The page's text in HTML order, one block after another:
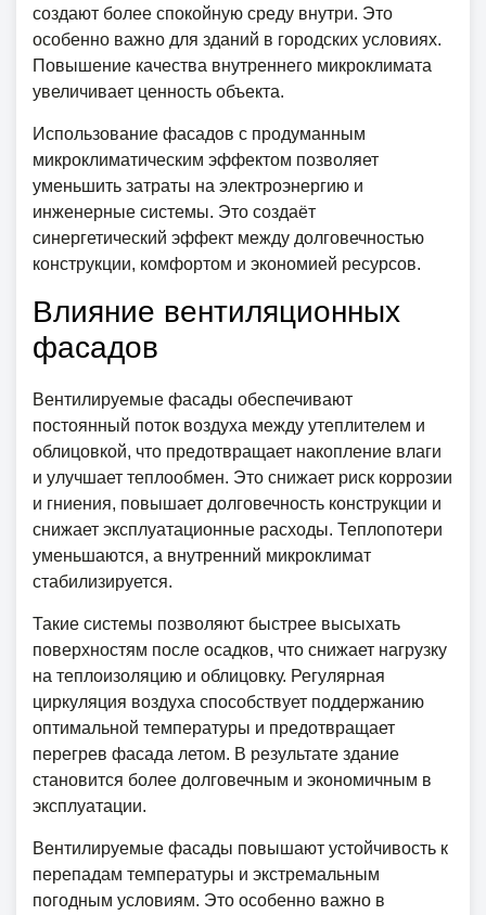
создают более спокойную среду внутри. Это
особенно важно для зданий в городских условиях.
Повышение качества внутреннего микроклимата
увеличивает ценность объекта.
Использование фасадов с продуманным
микроклиматическим эффектом позволяет
уменьшить затраты на электроэнергию и
инженерные системы. Это создаёт
синергетический эффект между долговечностью
конструкции, комфортом и экономией ресурсов.
Влияние вентиляционных
фасадов
Вентилируемые фасады обеспечивают
постоянный поток воздуха между утеплителем и
облицовкой, что предотвращает накопление влаги
и улучшает теплообмен. Это снижает риск коррозии
и гниения, повышает долговечность конструкции и
снижает эксплуатационные расходы. Теплопотери
уменьшаются, а внутренний микроклимат
стабилизируется.
Такие системы позволяют быстрее высыхать
поверхностям после осадков, что снижает нагрузку
на теплоизоляцию и облицовку. Регулярная
циркуляция воздуха способствует поддержанию
оптимальной температуры и предотвращает
перегрев фасада летом. В результате здание
становится более долговечным и экономичным в
эксплуатации.
Вентилируемые фасады повышают устойчивость к
перепадам температуры и экстремальным
погодным условиям. Это особенно важно в